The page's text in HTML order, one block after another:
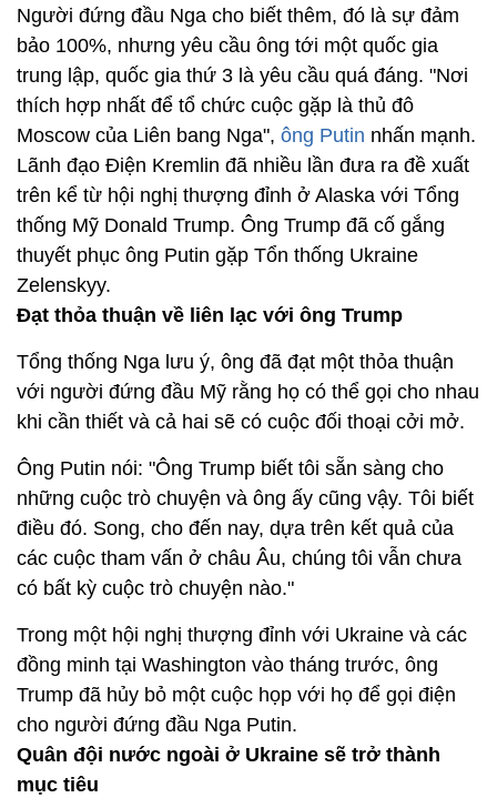
Người đứng đầu Nga cho biết thêm, đó là sự đảm
bảo 100%, nhưng yêu cầu ông tới một quốc gia
trung lập, quốc gia thứ 3 là yêu cầu quá đáng. "Nơi
thích hợp nhất để tổ chức cuộc gặp là thủ đô
Moscow của Liên bang Nga", ông Putin nhấn mạnh.
Lãnh đạo Điện Kremlin đã nhiều lần đưa ra đề xuất
trên kể từ hội nghị thượng đỉnh ở Alaska với Tổng
thống Mỹ Donald Trump. Ông Trump đã cố gắng
thuyết phục ông Putin gặp Tổn thống Ukraine
Zelenskyy.
Đạt thỏa thuận về liên lạc với ông Trump
Tổng thống Nga lưu ý, ông đã đạt một thỏa thuận
với người đứng đầu Mỹ rằng họ có thể gọi cho nhau
khi cần thiết và cả hai sẽ có cuộc đối thoại cởi mở.
Ông Putin nói: "Ông Trump biết tôi sẵn sàng cho
những cuộc trò chuyện và ông ấy cũng vậy. Tôi biết
điều đó. Song, cho đến nay, dựa trên kết quả của
các cuộc tham vấn ở châu Âu, chúng tôi vẫn chưa
có bất kỳ cuộc trò chuyện nào."
Trong một hội nghị thượng đỉnh với Ukraine và các
đồng minh tại Washington vào tháng trước, ông
Trump đã hủy bỏ một cuộc họp với họ để gọi điện
cho người đứng đầu Nga Putin.
Quân đội nước ngoài ở Ukraine sẽ trở thành
mục tiêu